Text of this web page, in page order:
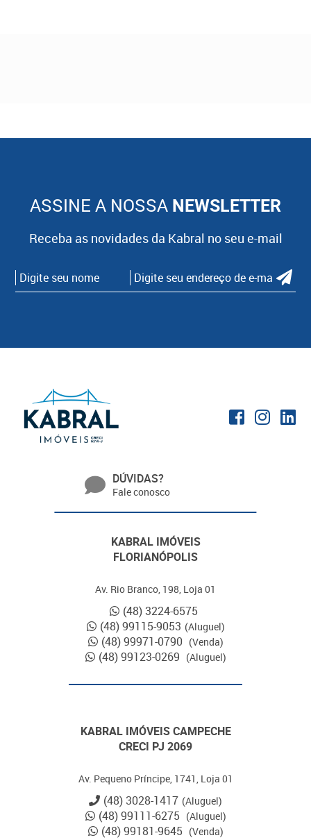
ASSINE A NOSSA NEWSLETTER
Receba as novidades da Kabral no seu e-mail
DÚVIDAS?
Fale conosco
KABRAL IMÓVEIS
FLORIANÓPOLIS
Av. Rio Branco, 198, Loja 01
(48) 3224-6575
(48) 99115-9053 (Aluguel)
(48) 99971-0790 (Venda)
(48) 99123-0269 (Aluguel)
KABRAL IMÓVEIS CAMPECHE
CRECI PJ 2069
Av. Pequeno Príncipe, 1741, Loja 01
(48) 3028-1417 (Aluguel)
(48) 99111-6275 (Aluguel)
(48) 99181-9645 (Venda)